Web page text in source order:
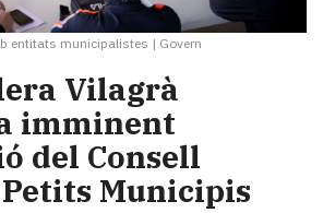
entitats municipalistes | Govern
Vilagrà
imminent
del Consell
Municipis